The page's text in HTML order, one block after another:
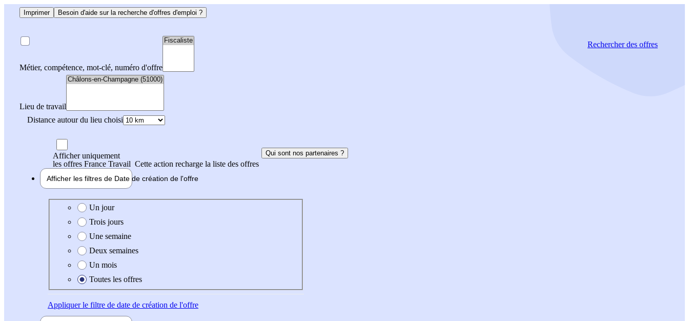
Imprimer Besoin d'aide sur la recherche d'offres d'emploi ?
Métier, compétence, mot-clé, numéro d'offre
Lieu de travail
Distance autour du lieu choisi
Rechercherdes offres
Afficher uniquement
les offres France Travail Cette action recharge la liste des offres
Qui sont nos partenaires ?
Afficher les filtres de Date de création de l'offre
Date de création de l'offre
Un jour
Trois jours
Une semaine
Deux semaines
Un mois
Toutes les offres
Appliquerle filtre de date de création de l'offre